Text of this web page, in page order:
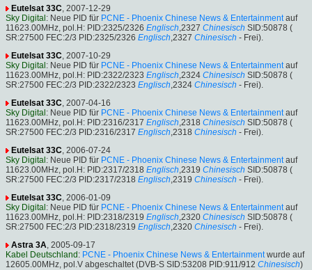
Eutelsat 33C, 2007-12-29
Sky Digital : Neue PID für PCNE - Phoenix Chinese News & Entertainmentauf
11623.00MHz, pol.H: PID:2325/2326 Englisch,2327 Chinesisch SID:50878 (
SR:27500 FEC:2/3 PID:2325/2326 Englisch,2327 Chinesisch - Frei).
Eutelsat 33C, 2007-10-29
Sky Digital : Neue PID für PCNE - Phoenix Chinese News & Entertainmentauf
11623.00MHz, pol.H: PID:2322/2323 Englisch,2324 Chinesisch SID:50878 (
SR:27500 FEC:2/3 PID:2322/2323 Englisch,2324 Chinesisch - Frei).
Eutelsat 33C, 2007-04-16
Sky Digital : Neue PID für PCNE - Phoenix Chinese News & Entertainmentauf
11623.00MHz, pol.H: PID:2316/2317 Englisch,2318 Chinesisch SID:50878 (
SR:27500 FEC:2/3 PID:2316/2317 Englisch,2318 Chinesisch - Frei).
Eutelsat 33C, 2006-07-24
Sky Digital : Neue PID für PCNE - Phoenix Chinese News & Entertainmentauf
11623.00MHz, pol.H: PID:2317/2318 Englisch,2319 Chinesisch SID:50878 (
SR:27500 FEC:2/3 PID:2317/2318 Englisch,2319 Chinesisch - Frei).
Eutelsat 33C, 2006-01-09
Sky Digital : Neue PID für PCNE - Phoenix Chinese News & Entertainmentauf
11623.00MHz, pol.H: PID:2318/2319 Englisch,2320 Chinesisch SID:50878 (
SR:27500 FEC:2/3 PID:2318/2319 Englisch,2320 Chinesisch - Frei).
Astra 3A, 2005-09-17
Kabel Deutschland : PCNE - Phoenix Chinese News & Entertainmentwurde auf
12605.00MHz, pol.V abgeschaltet (DVB-S SID:53208 PID:911/912 Chinesisch)